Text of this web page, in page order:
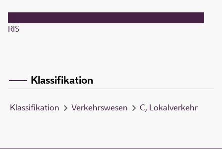
RIS
Klassifikation
Klassifikation Verkehrswesen C, Lokalverkehr